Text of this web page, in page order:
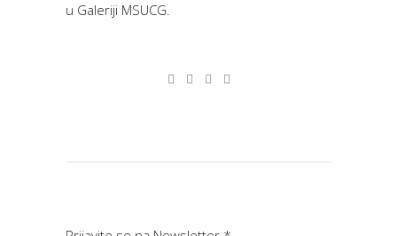
u Galeriji MSUCG.